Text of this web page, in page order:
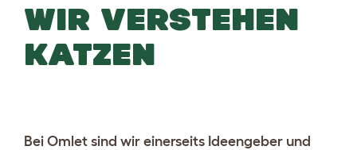
WIR VERSTEHEN
KATZEN
Bei Omlet sind wir einerseits Ideengeber und